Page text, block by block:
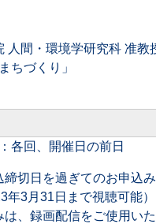
人間・環境学研究科 准教
ちづくり」
各回、開催日の前日
切日を過ぎてのお申込
3月31日まで視聴可能）
、録画配信をご使用い